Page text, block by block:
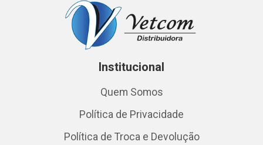
Institucional
Quem Somos
Política de Privacidade
Política de Troca e Devolução